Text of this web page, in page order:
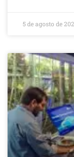
5 de agosto de